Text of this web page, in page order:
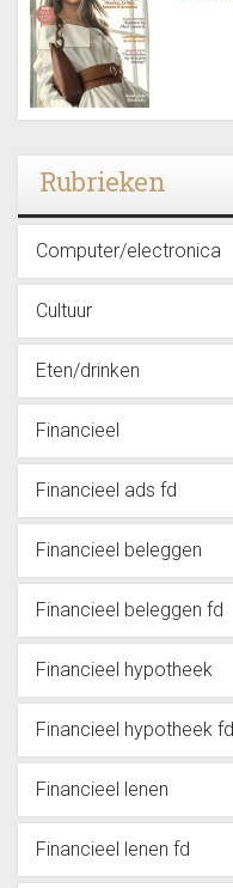
Rubrieken
Computer/electronica
Cultuur
Eten/drinken
Financieel
Financieel ads fd
Financieel beleggen
Financieel beleggen fd
Financieel hypotheek
Financieel hypotheek fd
Financieel lenen
Financieel lenen fd